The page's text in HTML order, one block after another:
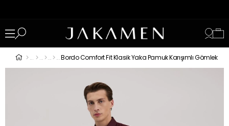
Bordo Comfort Fit Klasik Yaka Pamuk Karışımlı Gömlek